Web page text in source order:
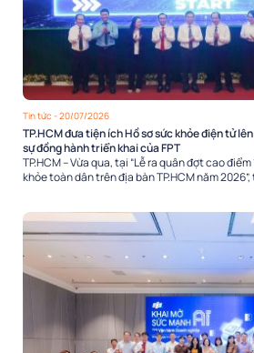
Tin tức - 20/07/2026
TP.HCM đưa tiện ích Hồ sơ sức khỏe điện tử
sự đồng hành triển khai của FPT
TP.HCM – Vừa qua, tại “Lễ ra quân đợt cao
khỏe toàn dân trên địa bàn TP.HCM năm